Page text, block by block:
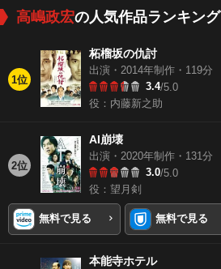
高嶋政宏の人気作品ランキング
1位
柘榴坂の仇討
出演・2014年制作・119分
3.4/5.0
役：内藤新之助
2位
AI崩壊
出演・2020年制作・131分
3.0/5.0
役：望月剣
無料で見る 無料で見る
本能寺ホテル